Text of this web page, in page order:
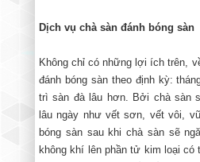
Dịch vụ chà sàn đánh bóng sàn
Không chỉ có những lợi ích trên,
đánh bóng sàn theo định kỳ:
trì sàn đà lâu hơn. Bởi chà sàn
lâu ngày như vết sơn, vết vôi,
bóng sàn sau khi chà sàn sẽ
không khí lên phần tử kim loại có